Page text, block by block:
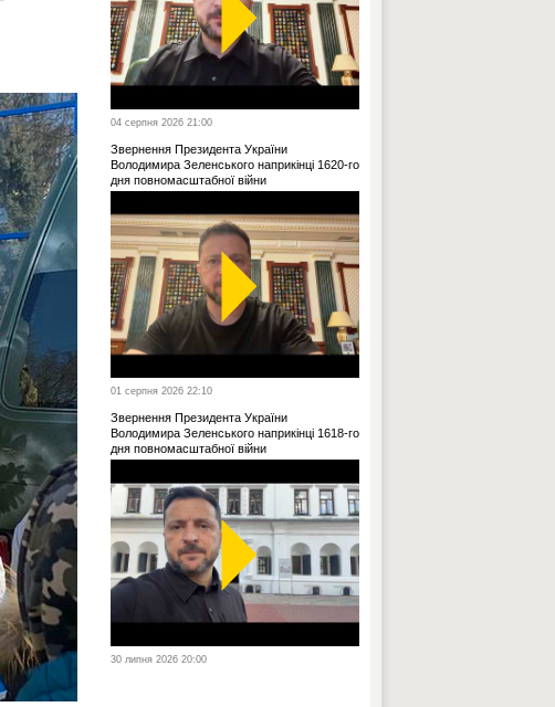
04 серпня 2026 21:00
Звернення Президента України
Володимира Зеленського наприкінці 1620-го
дня повномасштабної війни
01 серпня 2026 22:10
Звернення Президента України
Володимира Зеленського наприкінці 1618-го
дня повномасштабної війни
30 липня 2026 20:00